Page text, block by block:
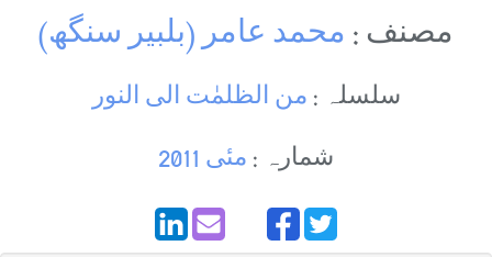
مصنف : محمد عامر (بلبیر سنگھ)
سلسلہ : من الظلمٰت الی النور
شمارہ : مئی 2011